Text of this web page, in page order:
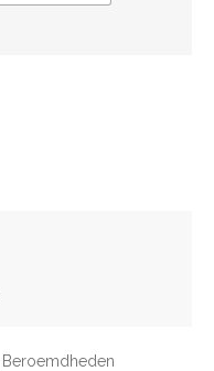
Beroemdheden